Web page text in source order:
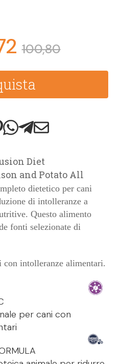
100,80
Diet
and Potato All
dietetico per cani
di intolleranze a
Questo alimento
fonti selezionate di
con intolleranze alimentari.
per cani con